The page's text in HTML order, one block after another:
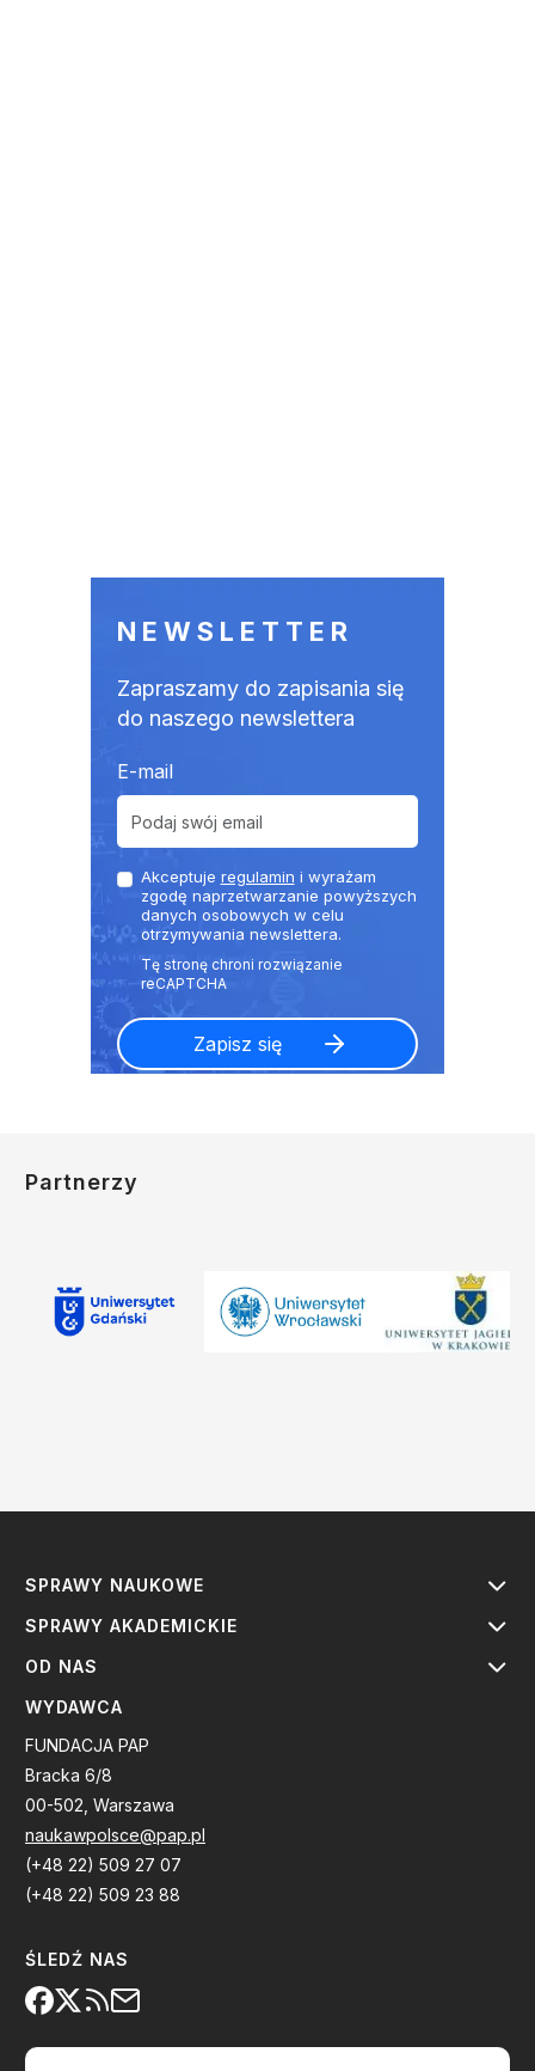
NEWSLETTER
Zapraszamy do zapisania się
do naszego newslettera
E-mail
Akceptuje regulamin i wyrażam
zgodę naprzetwarzanie powyższych
danych osobowych w celu
otrzymywania newslettera.
Partnerzy
SPRAWY NAUKOWE
SPRAWY AKADEMICKIE
OD NAS
WYDAWCA
FUNDACJA PAP
Bracka 6/8
00-502, Warszawa
naukawpolsce@pap.pl
(+48 22) 509 27 07
(+48 22) 509 23 88
ŚLEDŹ NAS